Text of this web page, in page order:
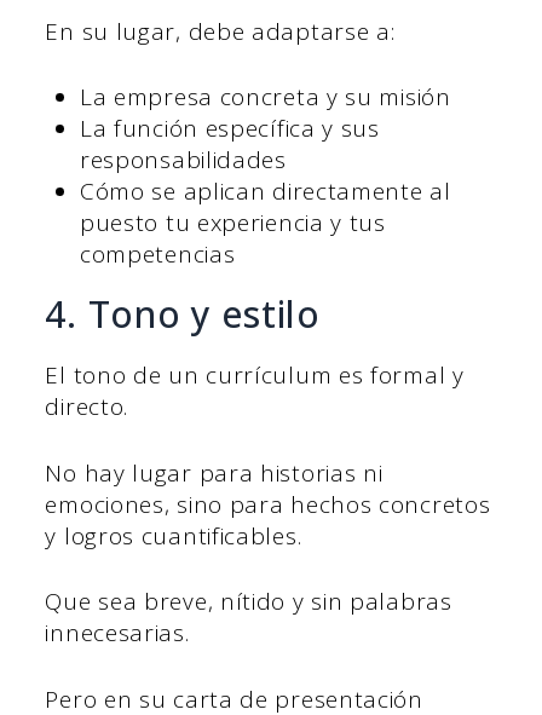
En su lugar, debe adaptarse a:
La empresa concreta y su misión
La función específica y sus
responsabilidades
Cómo se aplican directamente al
puesto tu experiencia y tus
competencias
4. Tono y estilo
El tono de un currículum es formal y
directo.
No hay lugar para historias ni
emociones, sino para hechos concretos
y logros cuantificables.
Que sea breve, nítido y sin palabras
innecesarias.
Pero en su carta de presentación